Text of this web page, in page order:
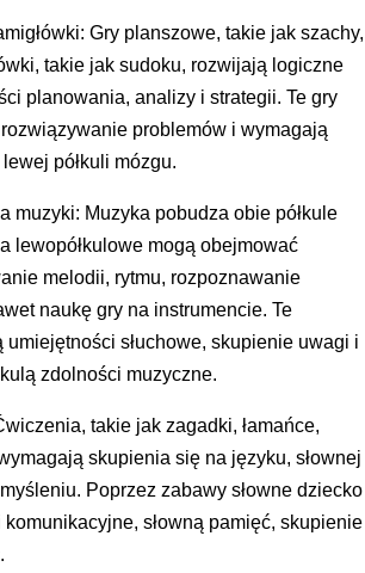
Gry planszowe, takie jak szachy,
takie jak sudoku, rozwijają logiczne
planowania, analizy i strategii. Te gry
problemów i wymagają
półkuli mózgu.
muzyki: Muzyka pobudza obie półkule
lewopółkulowe mogą obejmować
melodii, rytmu, rozpoznawanie
naukę gry na instrumencie. Te
słuchowe, skupienie uwagi i
zdolności muzyczne.
takie jak zagadki, łamańce,
skupienia się na języku, słownej
Poprzez zabawy słowne dziecko
słowną pamięć, skupienie